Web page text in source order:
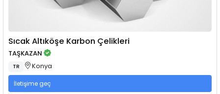
Sıcak Altıköşe Karbon Çelikleri
TAŞKAZAN
TR Konya
İletişime geç